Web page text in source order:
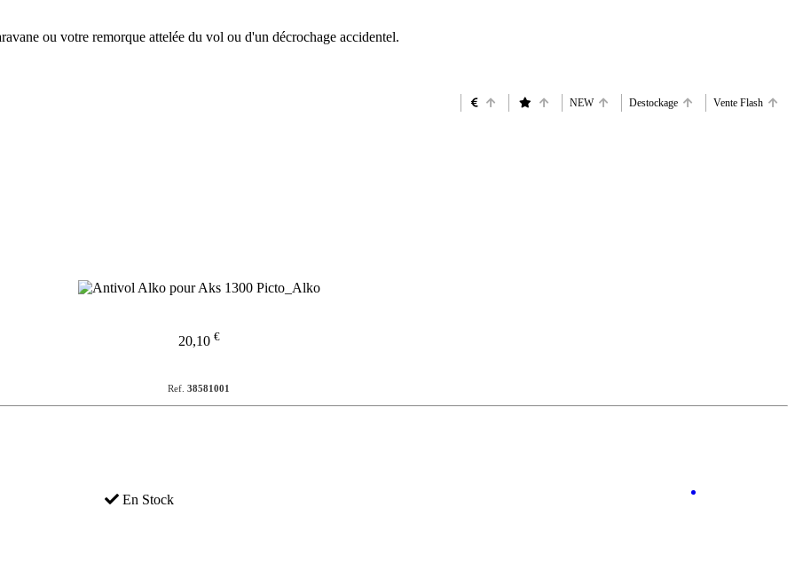
ou votre remorque attelée du vol ou d'un décrochage accidentel.
NEW Destockage Vente Flash
20,10 €
Ref. 38581001
En Stock